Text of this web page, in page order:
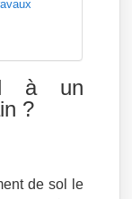
à un
?
de sol le